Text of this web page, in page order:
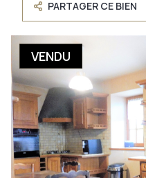
PARTAGER CE BIEN
VENDU